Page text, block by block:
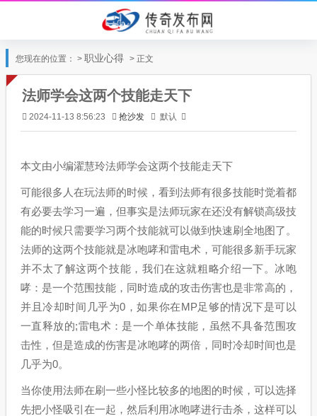
您现在的位置： > 职业心得 > 正文
法师学会这两个技能走天下
2024-11-13 8:56:23 抢沙发 默认
本文由小编濯慧玲法师学会这两个技能走天下
可能很多人在玩法师的时候，看到法师有很多技能时觉着都
有必要去学习一遍，但事实是法师玩家在还没有解锁高级技
能的时候只需要学习两个技能就可以做到快速刷全地图了。
法师的这两个技能就是冰咆哮和雷电术，可能很多新手玩家
并不太了解这两个技能，我们在这就粗略介绍一下。冰咆
哮：是一个范围技能，同时造成的攻击伤害也是非常高的，
并且冷却时间几乎为0，如果你在MP足够的情况下是可以
一直释放的;雷电术：是一个单体技能，虽然不具备范围攻
击性，但是造成的伤害是冰咆哮的两倍，同时冷却时间也是
几乎为0。
当你使用法师在刷一些小怪比较多的地图的时候，可以选择
先把小怪吸引在一起，然后利用冰咆哮进行击杀，这样可以